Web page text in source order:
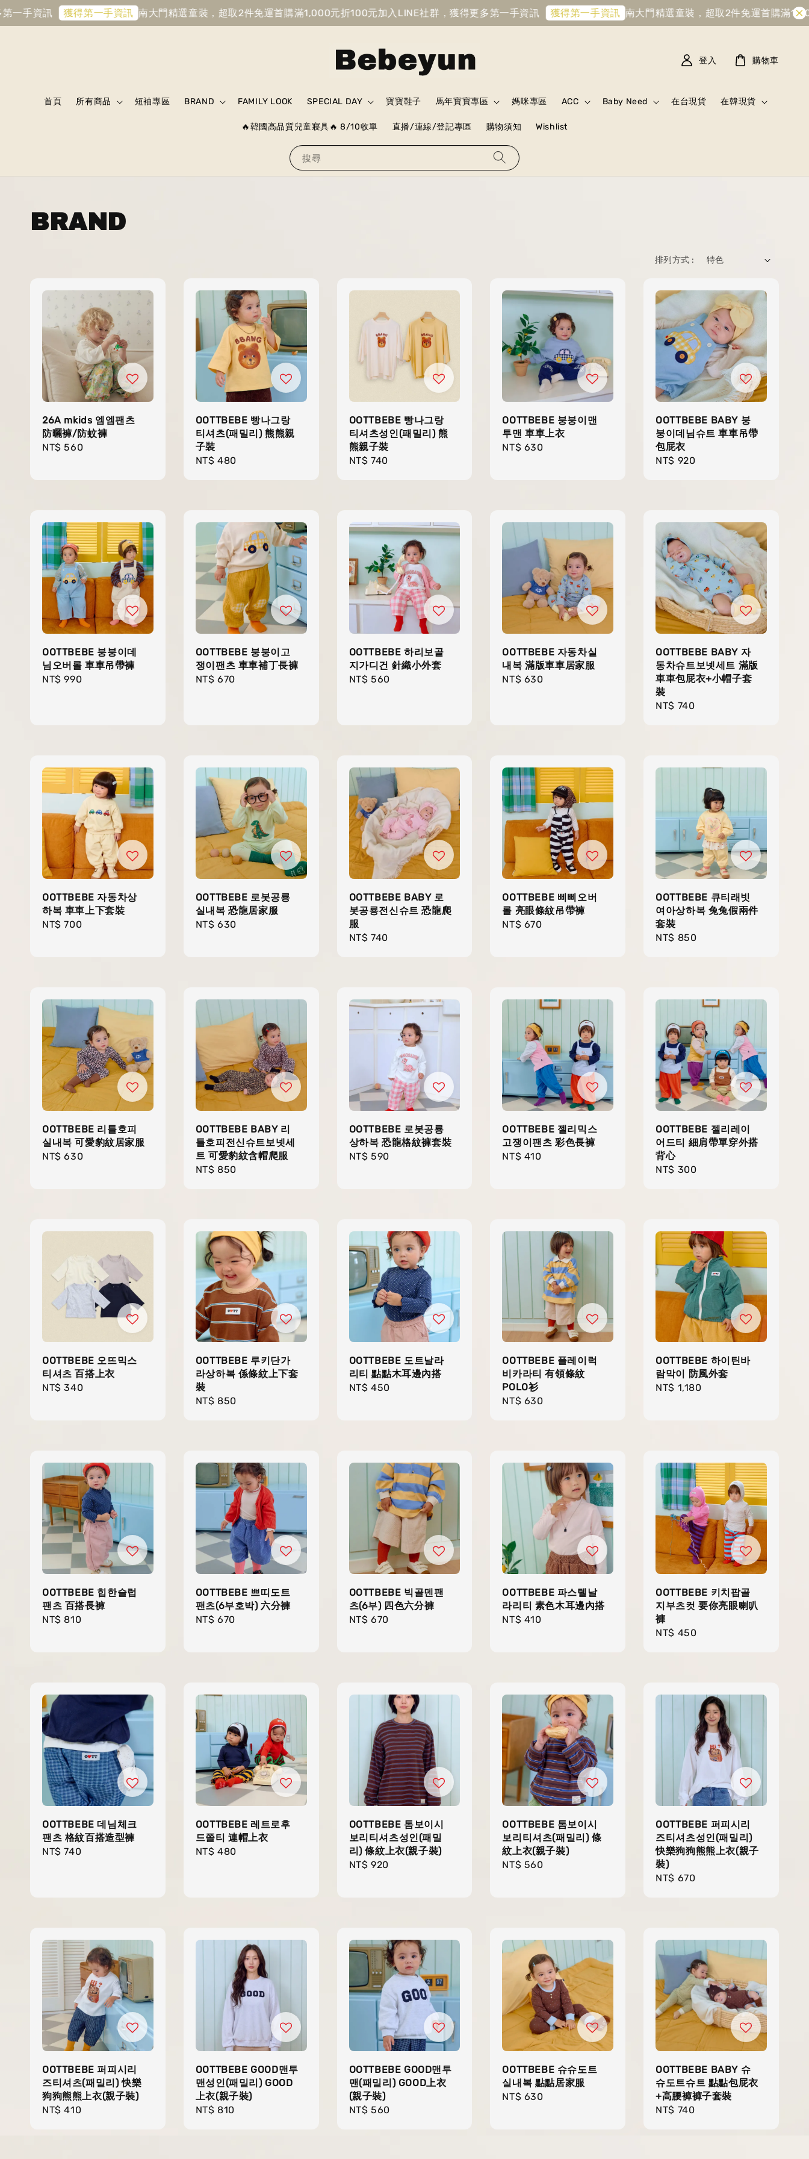
訊 獲得第一手資訊 南大門精選童裝，超取2件免運首購滿1,000元折100元加入LINE社群，獲得更多第一手資訊 獲得第一手資訊 南大門精選童裝，超取2件免運首購滿1,000元折
搜尋
首頁 所有商品 短袖專區 BRAND FAMILY LOOK SPECIAL DAY 寶寶鞋子 馬年寶寶專區 媽咪專區 ACC Baby Need 在台現貨 在韓現貨
🔥韓國高品質兒童寢具🔥 8/10收單 直播/連線/登記專區 購物須知 Wishlist
登入 購物車
BRAND
排列方式 :
26A mkids 엠엠팬츠
防曬褲/防蚊褲
Regular
NT$ 560
OOTTBEBE 빵나그랑
티셔츠(패밀리) 熊熊親
子裝
Regular
NT$ 480
OOTTBEBE 빵나그랑
티셔츠성인(패밀리) 熊
熊親子裝
Regular
NT$ 740
OOTTBEBE 붕붕이맨
투맨 車車上衣
Regular
NT$ 630
OOTTBEBE BABY 붕
붕이데님슈트 車車吊帶
包屁衣
Regular
NT$ 920
OOTTBEBE 붕붕이데
님오버롤 車車吊帶褲
Regular
NT$ 990
OOTTBEBE 붕붕이고
쟁이팬츠 車車補丁長褲
Regular
NT$ 670
OOTTBEBE 하리보골
지가디건 針織小外套
Regular
NT$ 560
OOTTBEBE 자동차실
내복 滿版車車居家服
Regular
NT$ 630
OOTTBEBE BABY 자
동차슈트보넷세트 滿版
車車包屁衣+小帽子套
裝
Regular
NT$ 740
OOTTBEBE 자동차상
하복 車車上下套裝
Regular
NT$ 700
OOTTBEBE 로봇공룡
실내복 恐龍居家服
Regular
NT$ 630
OOTTBEBE BABY 로
봇공룡전신슈트 恐龍爬
服
Regular
NT$ 740
OOTTBEBE 삐삐오버
롤 亮眼條紋吊帶褲
Regular
NT$ 670
OOTTBEBE 큐티래빗
여아상하복 兔兔假兩件
套裝
Regular
NT$ 850
OOTTBEBE 리틀호피
실내복 可愛豹紋居家服
Regular
NT$ 630
OOTTBEBE BABY 리
틀호피전신슈트보넷세
트 可愛豹紋含帽爬服
Regular
NT$ 850
OOTTBEBE 로봇공룡
상하복 恐龍格紋褲套裝
Regular
NT$ 590
OOTTBEBE 젤리믹스
고쟁이팬츠 彩色長褲
Regular
NT$ 410
OOTTBEBE 젤리레이
어드티 細肩帶單穿外搭
背心
Regular
NT$ 300
OOTTBEBE 오뜨믹스
티셔츠 百搭上衣
Regular
NT$ 340
OOTTBEBE 루키단가
라상하복 係條紋上下套
裝
Regular
NT$ 850
OOTTBEBE 도트날라
리티 點點木耳邊內搭
Regular
NT$ 450
OOTTBEBE 플레이럭
비카라티 有領條紋
POLO衫
Regular
NT$ 630
OOTTBEBE 하이틴바
람막이 防風外套
Regular
NT$ 1,180
OOTTBEBE 힙한슬럽
팬츠 百搭長褲
Regular
NT$ 810
OOTTBEBE 쁘띠도트
팬츠(6부호박) 六分褲
Regular
NT$ 670
OOTTBEBE 빅골덴팬
츠(6부) 四色六分褲
Regular
NT$ 670
OOTTBEBE 파스텔날
라리티 素色木耳邊內搭
Regular
NT$ 410
OOTTBEBE 키치팝골
지부츠컷 要你亮眼喇叭
褲
Regular
NT$ 450
OOTTBEBE 데님체크
팬츠 格紋百搭造型褲
Regular
NT$ 740
OOTTBEBE 레트로후
드쫄티 連帽上衣
Regular
NT$ 480
OOTTBEBE 톰보이시
보리티셔츠성인(패밀
리) 條紋上衣(親子裝)
Regular
NT$ 920
OOTTBEBE 톰보이시
보리티셔츠(패밀리) 條
紋上衣(親子裝)
Regular
NT$ 560
OOTTBEBE 퍼피시리
즈티셔츠성인(패밀리)
快樂狗狗熊熊上衣(親子
裝)
Regular
NT$ 670
OOTTBEBE 퍼피시리
즈티셔츠(패밀리) 快樂
狗狗熊熊上衣(親子裝)
Regular
NT$ 410
OOTTBEBE GOOD맨투
맨성인(패밀리) GOOD
上衣(親子裝)
Regular
NT$ 810
OOTTBEBE GOOD맨투
맨(패밀리) GOOD上衣
(親子裝)
Regular
NT$ 560
OOTTBEBE 슈슈도트
실내복 點點居家服
Regular
NT$ 630
OOTTBEBE BABY 슈
슈도트슈트 點點包屁衣
+高腰褲褲子套裝
Regular
NT$ 740